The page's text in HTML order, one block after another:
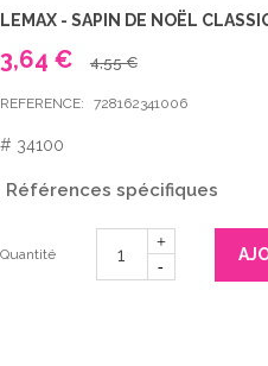
LEMAX - SAPIN DE NOËL
3,64 € 4,55 €
REFERENCE: 728162341006
# 34100
Références spécifiques
Quantité